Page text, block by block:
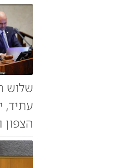
שלוש
עתיד,
הצפון